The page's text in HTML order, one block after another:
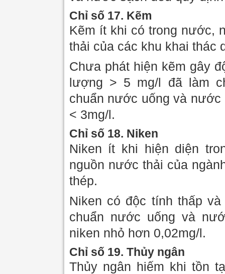
Chỉ số 17. Kẽm
Kẽm ít khi có trong nước,
thải của các khu khai thác
Chưa phát hiện kẽm gây
lượng > 5 mg/l đã làm
chuẩn nước uống và
< 3mg/l.
Chỉ số 18. Niken
Niken ít khi hiện diện
nguồn nước thải của
thép.
Niken có độc tính thấp
chuẩn nước uống và
niken nhỏ hơn 0,02mg/l.
Chỉ số 19. Thủy ngân
Thủy ngân hiếm khi tồn